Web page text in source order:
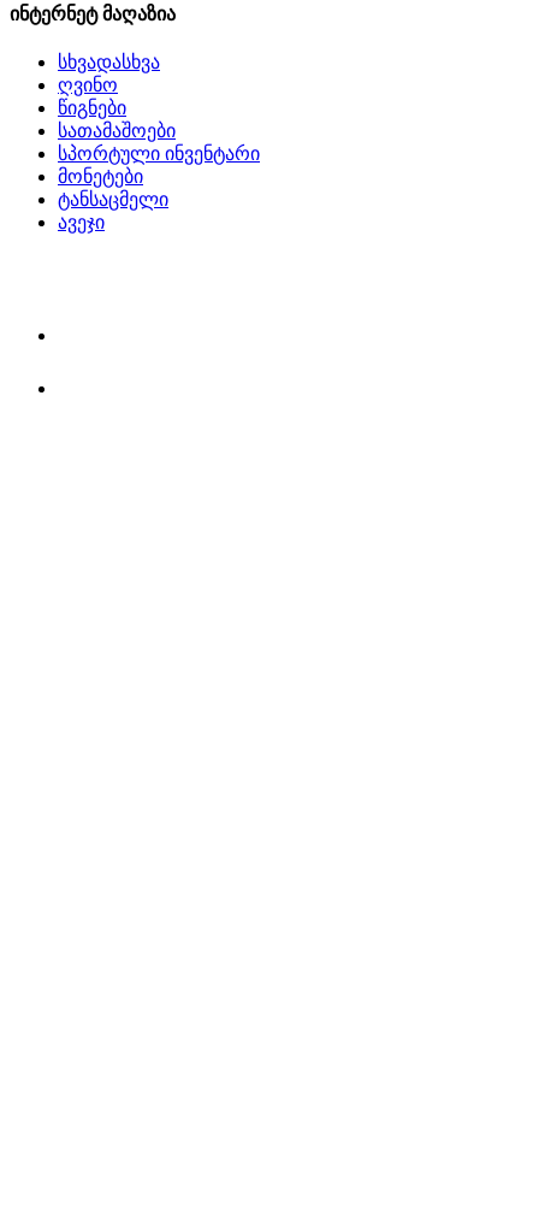
ინტერნეტ მაღაზია
სხვადასხვა
ღვინო
წიგნები
სათამაშოები
სპორტული ინვენტარი
მონეტები
ტანსაცმელი
ავეჯი